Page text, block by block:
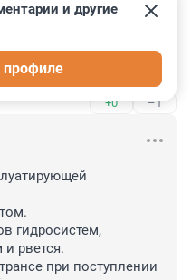
бюджет" закупив
лет ещё купить,
Даже не
не заработать!
+0 –1
и другие
профиле
гидросистем,
и рвется.
при поступлении